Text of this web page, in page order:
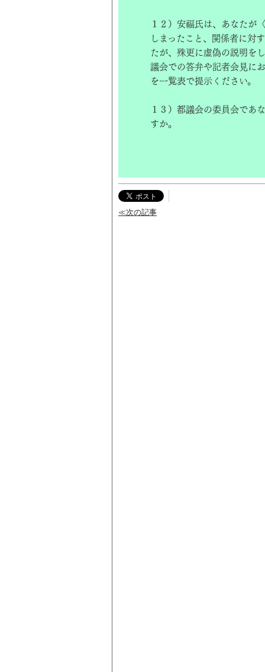
１２）安福氏は、あなたが
しまったこと、関係者に対
たが、殊更に虚偽の説明を
議会での答弁や記者会見に
を一覧表で提示ください。
１３）都議会の委員会であ
すか。
≪次の記事